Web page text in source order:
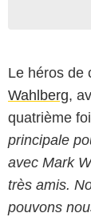
Le héros de
Wahlberg,
quatrième
principale
avec Mark
très amis.
pouvons